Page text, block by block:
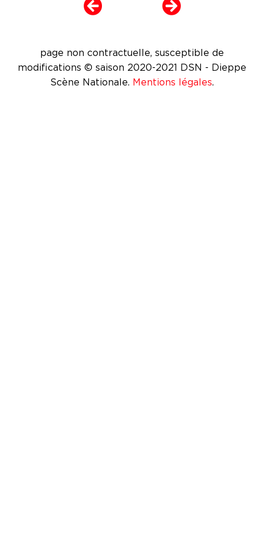
page non contractuelle, susceptible de
modifications © saison 2020-2021 DSN - Dieppe
Scène Nationale. Mentions légales.